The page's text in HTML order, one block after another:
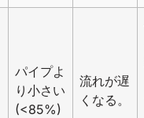
パイプよ
り小さい
(<85%)
流れが遅
くなる。